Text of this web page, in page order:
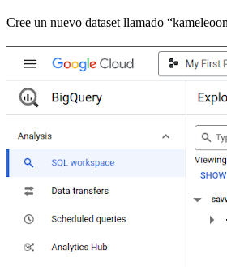
Cree un nuevo dataset llamado